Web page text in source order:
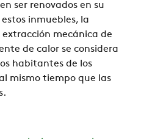
ser renovados en su
inmuebles, la
mecánica de
de calor se considera
habitantes de los
mismo tiempo que las